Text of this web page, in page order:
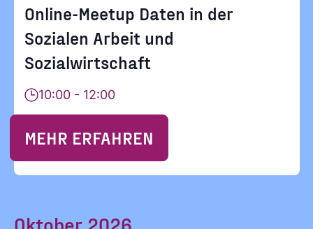
Online-Meetup Daten in der
Sozialen Arbeit und
Sozialwirtschaft
10:00 - 12:00
MEHR ERFAHREN
Oktober 2026